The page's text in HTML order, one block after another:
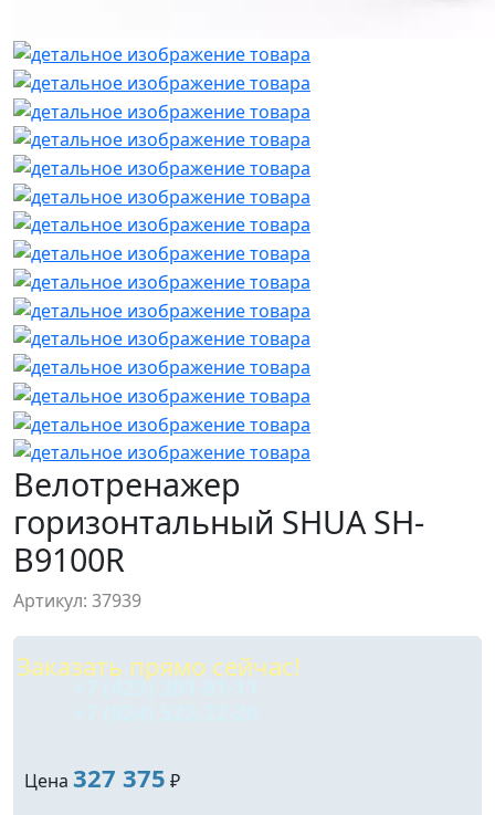
Велотренажер
горизонтальный SHUA SH-
B9100R
Артикул: 37939
Заказать прямо сейчас!
+7 (423) 201-81-11
Цена 327 375 ₽